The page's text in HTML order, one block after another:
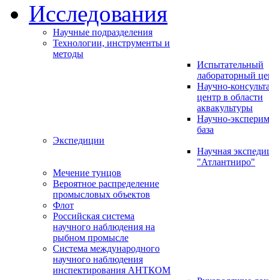
Исследования
Научные подразделения
Технологии, инструменты и
методы
Испытательный
лабораторный
Научно-
центр в области
аквакультуры
Научно-
база
Экспедиции
Научная
"Атлантниро"
Мечение тунцов
Вероятное распределение
промысловых объектов
Флот
Российская система
научного наблюдения на
рыбном промысле
Система международного
научного наблюдения
инспектирования АНТКОМ